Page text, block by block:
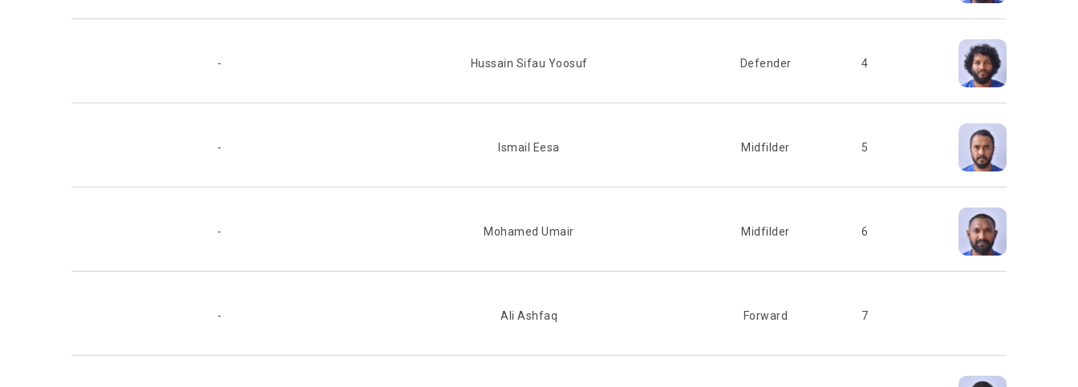
- Hussain Sifau Yoosuf Defender 4
- Ismail Eesa Midfilder 5
- Mohamed Umair Midfilder 6
- Ali Ashfaq Forward 7